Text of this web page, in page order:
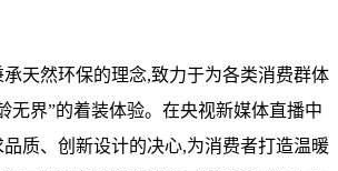
天然环保的理念,致力于为各类消费群体
无界”的着装体验。在央视新媒体直播中
质、创新设计的决心,为消费者打造温暖